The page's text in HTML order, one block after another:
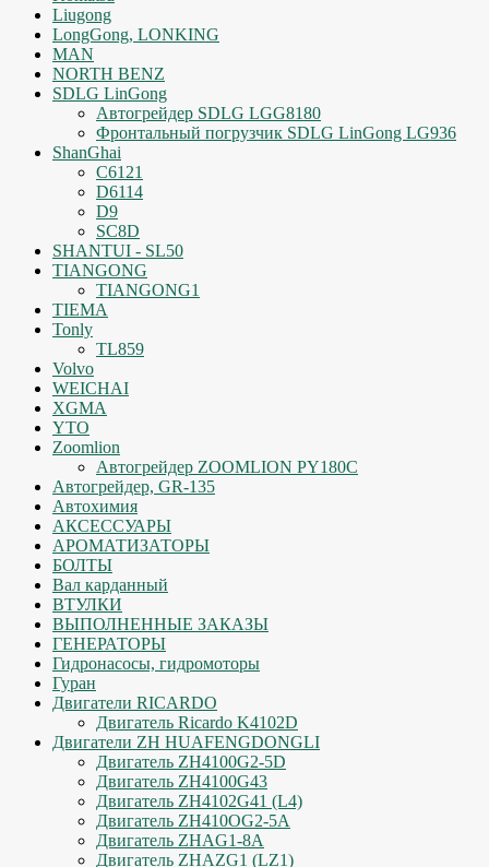
Liugong
LongGong, LONKING
MAN
NORTH BENZ
SDLG LinGong
Автогрейдер SDLG LGG8180
Фронтальный погрузчик SDLG LinGong LG936
ShanGhai
C6121
D6114
D9
SC8D
SHANTUI - SL50
TIANGONG
TIANGONG1
TIEMA
Tonly
TL859
Volvo
WEICHAI
XGMA
YTO
Zoomlion
Автогрейдер ZOOMLION PY180C
Автогрейдер, GR-135
Автохимия
АКСЕССУАРЫ
АРОМАТИЗАТОРЫ
БОЛТЫ
Вал карданный
ВТУЛКИ
ВЫПОЛНЕННЫЕ ЗАКАЗЫ
ГЕНЕРАТОРЫ
Гидронасосы, гидромоторы
Гуран
Двигатели RICARDO
Двигатель Ricardo K4102D
Двигатели ZH HUAFENGDONGLI
Двигатель ZH4100G2-5D
Двигатель ZH4100G43
Двигатель ZH4102G41 (L4)
Двигатель ZH410OG2-5A
Двигатель ZHAG1-8A
Двигатель ZHAZG1 (LZ1)